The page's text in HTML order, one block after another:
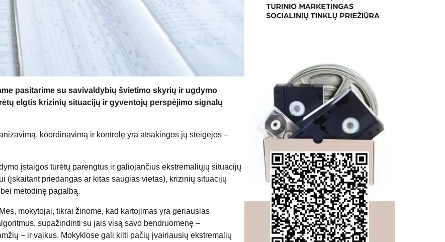
pasitarime su savivaldybių švietimo skyrių ir ugdymo
elgtis krizinių situacijų ir gyventojų perspėjimo signalų
koordinavimą ir kontrolę yra atsakingos jų steigėjos –
įstaigos turėtų parengtus ir galiojančius ekstremaliųjų situacijų
(įskaitant priedangas ar kitas saugias vietas), krizinių situacijų
metodinę pagalbą.
mokytojai, tikrai žinome, kad kartojimas yra geriausias
supažindinti su jais visą savo bendruomenę –
– ir vaikus. Mokyklose gali kilti pačių įvairiausių ekstremalių